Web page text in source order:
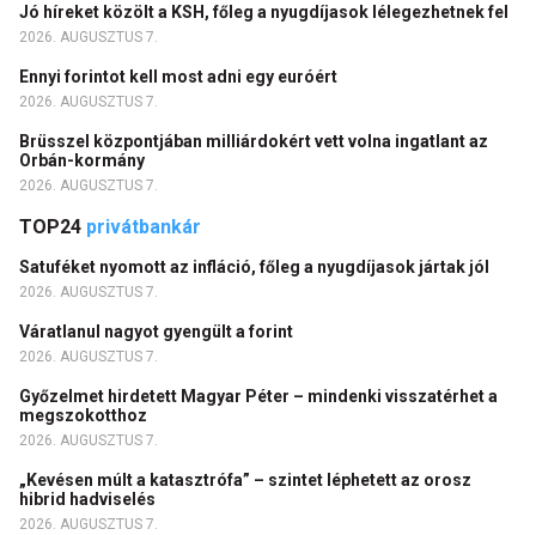
Jó híreket közölt a KSH, főleg a nyugdíjasok lélegezhetnek fel
2026. AUGUSZTUS 7.
Ennyi forintot kell most adni egy euróért
2026. AUGUSZTUS 7.
Brüsszel központjában milliárdokért vett volna ingatlant az
Orbán-kormány
2026. AUGUSZTUS 7.
TOP24 privátbankár
Satuféket nyomott az infláció, főleg a nyugdíjasok jártak jól
2026. AUGUSZTUS 7.
Váratlanul nagyot gyengült a forint
2026. AUGUSZTUS 7.
Győzelmet hirdetett Magyar Péter – mindenki visszatérhet a
megszokotthoz
2026. AUGUSZTUS 7.
„Kevésen múlt a katasztrófa” – szintet léphetett az orosz
hibrid hadviselés
2026. AUGUSZTUS 7.